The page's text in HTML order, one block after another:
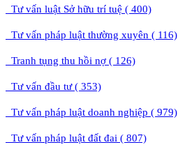
Tư vấn luật Sở hữu trí tuệ ( 400)
Tư vấn pháp luật thường xuyên ( 116)
Tranh tụng thu hồi nợ ( 126)
Tư vấn đầu tư ( 353)
Tư vấn pháp luật doanh nghiệp ( 979)
Tư vấn pháp luật đất đai ( 807)